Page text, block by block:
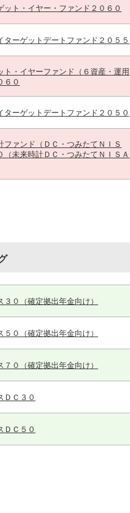
ット・イヤー・ファンド２０６０
ターゲットデートファンド２０５５
ト・イヤーファンド（６資産・運用
６０
ターゲットデートファンド２０５０
ファンド（ＤＣ・つみたてＮＩＳ
（未来時計ＤＣ・つみたてＮＩＳＡ
３０（確定拠出年金向け）
５０（確定拠出年金向け）
７０（確定拠出年金向け）
ＤＣ３０
ＤＣ５０